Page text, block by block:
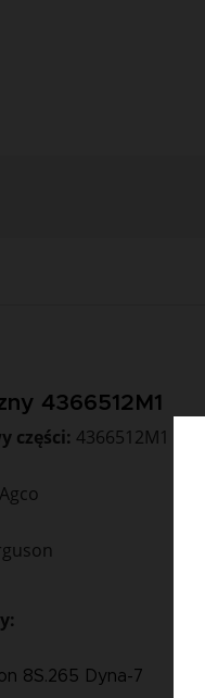
4366512M1
części: 4366512M1
Agco
8S.265 Dyna-7